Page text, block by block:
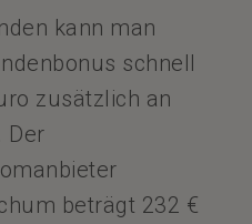
kann man
schnell
zusätzlich an
Der
beträgt 232 €